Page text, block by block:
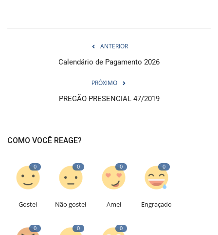
ANTERIOR
Calendário de Pagamento 2026
PRÓXIMO
PREGÃO PRESENCIAL 47/2019
COMO VOCÊ REAGE?
0
Gostei
0
Não gostei
0
Amei
0
Engraçado
0 0 0